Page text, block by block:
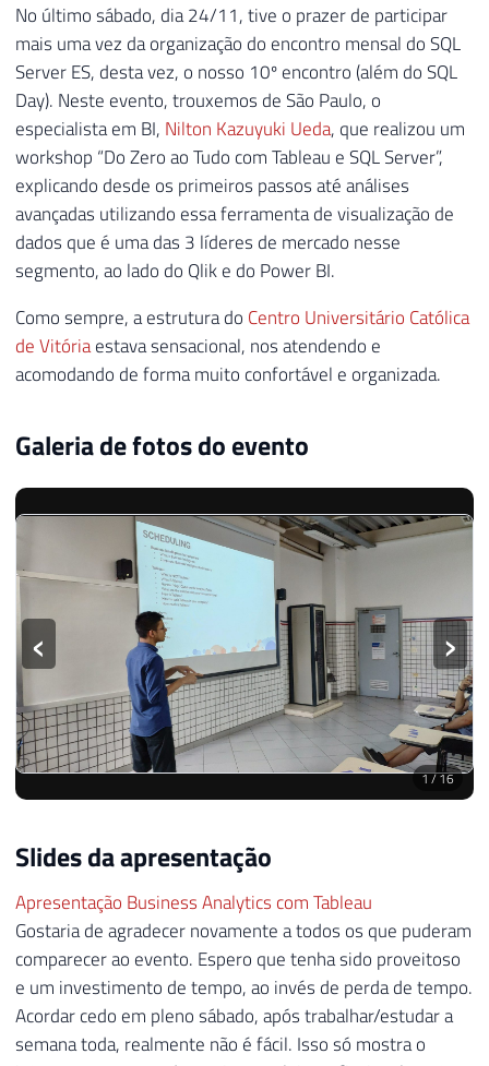
No último sábado, dia 24/11, tive o prazer de participar
mais uma vez da organização do encontro mensal do SQL
Server ES, desta vez, o nosso 10º encontro (além do SQL
Day). Neste evento, trouxemos de São Paulo, o
especialista em BI, Nilton Kazuyuki Ueda, que realizou um
workshop “Do Zero ao Tudo com Tableau e SQL Server”,
explicando desde os primeiros passos até análises
avançadas utilizando essa ferramenta de visualização de
dados que é uma das 3 líderes de mercado nesse
segmento, ao lado do Qlik e do Power BI.
Como sempre, a estrutura do Centro Universitário Católica
de Vitóriaestava sensacional, nos atendendo e
acomodando de forma muito confortável e organizada.
Galeria de fotos do evento
‹ ›
2/16
Slides da apresentação
Apresentação Business Analytics com Tableau
comparecer ao evento. Espero que tenha sido proveitoso
e um investimento de tempo, ao invés de perda de tempo.
Acordar cedo em pleno sábado, após trabalhar/estudar a
semana toda, realmente não é fácil. Isso só mostra o
interesse em aprender mais e evoluir profissionalmente.
Quem não foi, perdeu o coffe break, o networking e as
nossas palestras.